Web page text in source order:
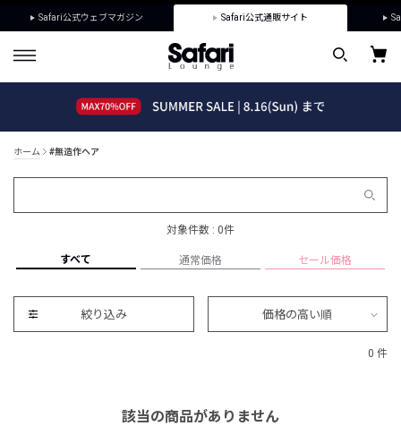
Safari公式ウェブマガジン Safari公式通販サイト
ホーム #無造作ヘア
対象件数 : 0件
すべて 通常価格 セール価格
絞り込み 価格の高い順
0 件
該当の商品がありません